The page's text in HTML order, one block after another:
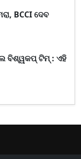
BCCI ଦେବ
ବିଶ୍ୱକପ୍ ଟିମ୍ : ଏହି